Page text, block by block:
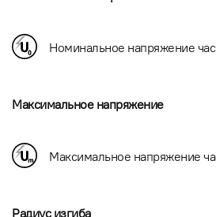
Номинальное напряжение
Максимальное напряжение
Максимальное напряжение
Радиус изгиба